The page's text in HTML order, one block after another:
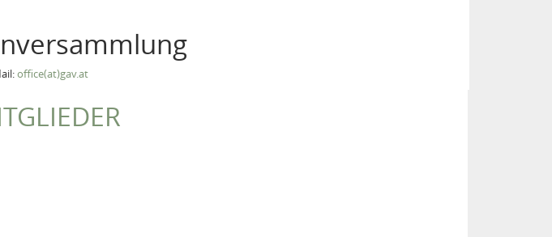
office(at)gav.at